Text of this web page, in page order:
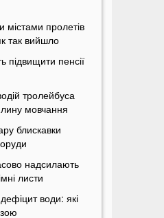
містами пролетів
так вийшло
підвищити пенсії
тролейбуса
мовчання
блискавки
надсилають
листи
води: які